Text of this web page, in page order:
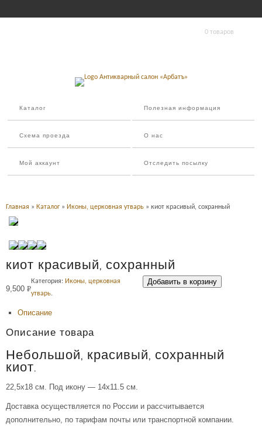
0 товаров
Каталог Полезная информация
Схема проезда О нас
Мой аккаунт Отследить посылку
Главная » Каталог » Иконы, церковная утварь » киот красивый, сохранный
киот красивый, сохранный
9,500 Р
Добавить в корзину
Категория: Иконы, церковная
утварь.
Описание
Описание товара
Небольшой, красивый, сохранный
киот.
22,5х18 см. Под икону — 14х11.5 см.
Доставка осуществляется по России и рассчитывается
дополнительно, по тарифам почты или транспортной компании.